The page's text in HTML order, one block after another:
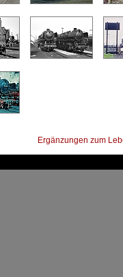
Ergänzungen zum